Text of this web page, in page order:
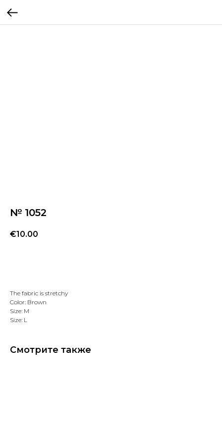
№ 1052
€10.00
The fabric is stretchy
Color: Brown
Size: M
Size: L
Смотрите также